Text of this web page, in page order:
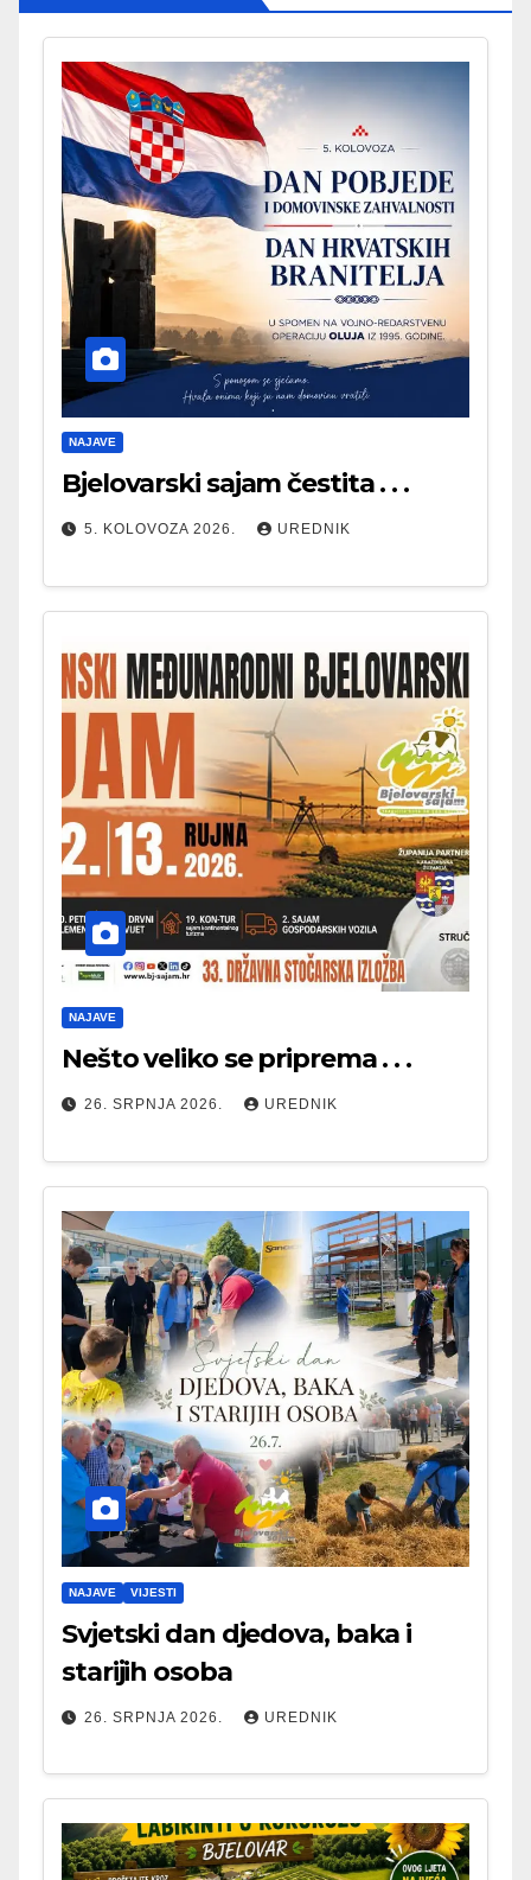
NAJAVE
Bjelovarski sajam čestita . . .
5. KOLOVOZA 2026. UREDNIK
NAJAVE
Nešto veliko se priprema . . .
26. SRPNJA 2026. UREDNIK
NAJAVE VIJESTI
Svjetski dan djedova, baka i
starijih osoba
26. SRPNJA 2026. UREDNIK